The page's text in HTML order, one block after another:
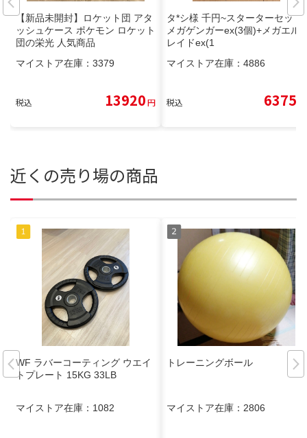
【新品未開封】ロケット団 アタ
ッシュケース ポケモン ロケット
団の栄光 人気商品
マイストア在庫： 3379
税込 13920円
タ*シ様 千円~スターターセット
メガゲンガーex(3個)+メガエル
レイドex(1
マイストア在庫： 4886
税込 6375
近くの売り場の商品
WF ラバーコーティング ウエイ
トプレート 15KG 33LB
マイストア在庫： 1082
トレーニングボール
マイストア在庫： 2806